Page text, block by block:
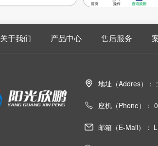
关于我们 产品中心 售后服务
地址（Addres）：
座机（Phone）：
邮箱（E-Mail）：